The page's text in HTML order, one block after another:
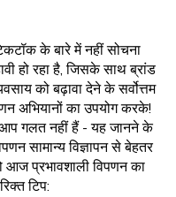
के बारे में नहीं सोचना
हो रहा है, जिसके साथ ब्रांड
को बढ़ावा देने के सर्वोत्तम
अभियानों का उपयोग करके!
आप गलत नहीं हैं - यह जानने के
सामान्य विज्ञापन से बेहतर
प्रभावशाली विपणन का
टिप: